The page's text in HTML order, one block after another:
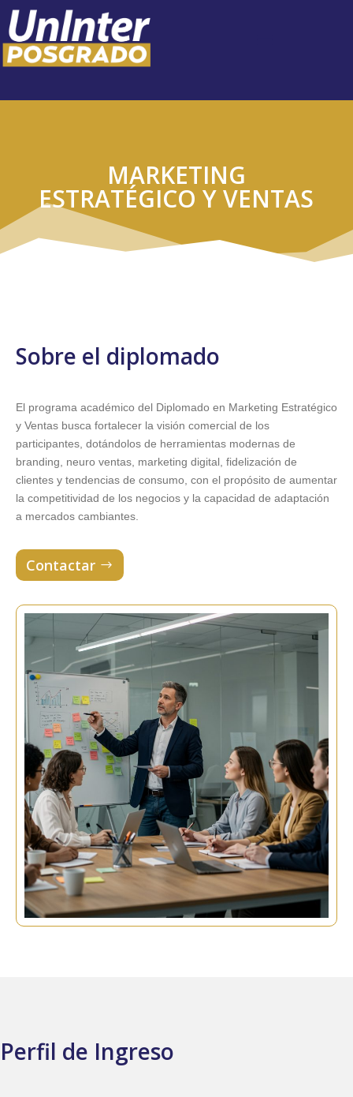
MARKETING
ESTRATÉGICO Y VENTAS
Sobre el diplomado
El programa académico del Diplomado en Marketing Estratégico
y Ventas busca fortalecer la visión comercial de los
participantes, dotándolos de herramientas modernas de
branding, neuro ventas, marketing digital, fidelización de
clientes y tendencias de consumo, con el propósito de aumentar
la competitividad de los negocios y la capacidad de adaptación
a mercados cambiantes.
Contactar
Perfil de Ingreso